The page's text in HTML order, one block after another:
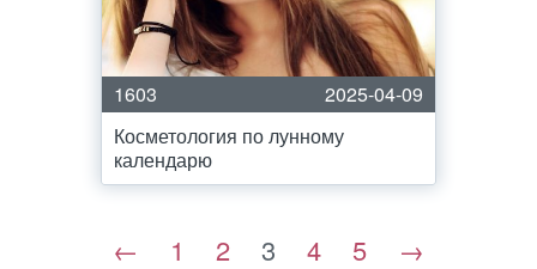
1603
2025-04-09
Косметология по лунному
календарю
← 1 2 3 4 5 →